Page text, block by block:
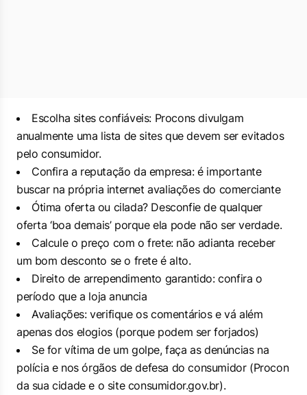
Escolha sites confiáveis: Procons divulgam
anualmente uma lista de sites que devem ser evitados
pelo consumidor.
Confira a reputação da empresa: é importante
buscar na própria internet avaliações do comerciante
Ótima oferta ou cilada? Desconfie de qualquer
oferta ‘boa demais’ porque ela pode não ser verdade.
Calcule o preço com o frete: não adianta receber
um bom desconto se o frete é alto.
Direito de arrependimento garantido: confira o
período que a loja anuncia
Avaliações: verifique os comentários e vá além
apenas dos elogios (porque podem ser forjados)
Se for vítima de um golpe, faça as denúncias na
polícia e nos órgãos de defesa do consumidor (Procon
da sua cidade e o site consumidor.gov.br).